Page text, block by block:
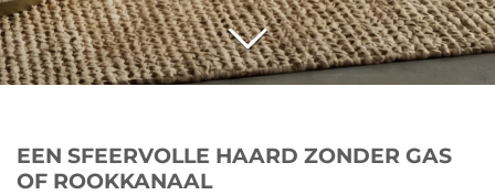
EEN SFEERVOLLE HAARD ZONDER GAS
OF ROOKKANAAL